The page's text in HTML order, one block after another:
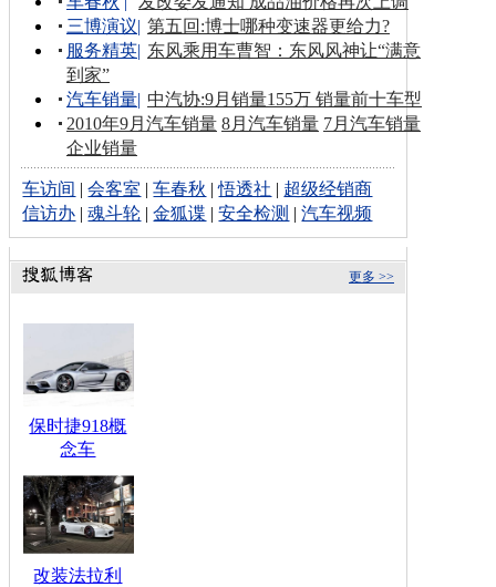
三博演议| 第五回:博士哪种变速器更给力?
服务精英| 东风乘用车曹智：东风风神让“满意
到家”
汽车销量| 中汽协:9月销量155万 销量前十车型
2010年9月汽车销量 8月汽车销量 7月汽车销量
企业销量
车访间 |会客室 |车春秋 |悟透社 | 超级经销商
信访办 |魂斗轮 |金狐谍 |安全检测 |汽车视频
更多 >>
保时捷918概
念车
改装法拉利